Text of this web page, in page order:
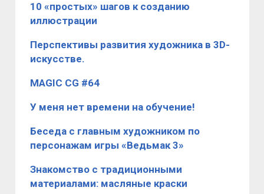
10 «простых» шагов к созданию
иллюстрации
Перспективы развития художника в 3D-
искусстве.
MAGIC CG #64
У меня нет времени на обучение!
Беседа с главным художником по
персонажам игры «Ведьмак 3»
Знакомство с традиционными
материалами: масляные краски